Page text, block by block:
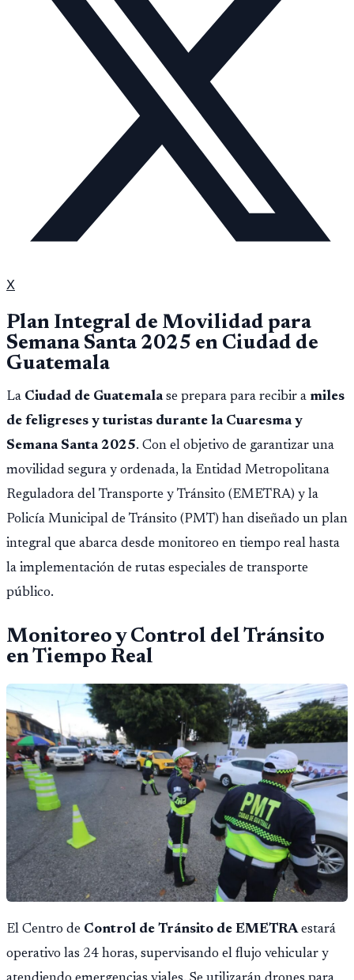
X
Plan Integral de Movilidad para
Semana Santa 2025 en Ciudad de
Guatemala
La Ciudad de Guatemalase prepara para recibir a miles
de feligreses y turistas durante la Cuaresma y
Semana Santa 2025. Con el objetivo de garantizar una
movilidad segura y ordenada, la Entidad Metropolitana
Reguladora del Transporte y Tránsito (EMETRA) y la
Policía Municipal de Tránsito (PMT) han diseñado un plan
integral que abarca desde monitoreo en tiempo real hasta
la implementación de rutas especiales de transporte
público.
Monitoreo y Control del Tránsito
en Tiempo Real
El Centro de Control de Tránsito de EMETRAestará
operativo las 24 horas, supervisando el flujo vehicular y